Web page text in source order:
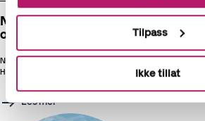
Tilpass
Ikke tillat
Når er helligdagene i 2026? Her er
oversikten
Når er helligdagene i 2026, hvilke dager har arbeidstakere
Her er oversikten over røde dager i 2026
Les mer